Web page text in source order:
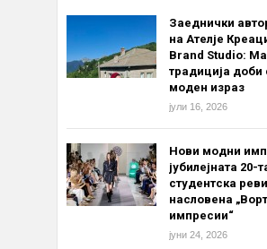
Заеднички
на Ателје
Brand Studio:
традиција
моден израз
јули 16, 2026
Нови модни
јубилејната 20-
студентска
насловена
импресии“
јуни 24, 2026